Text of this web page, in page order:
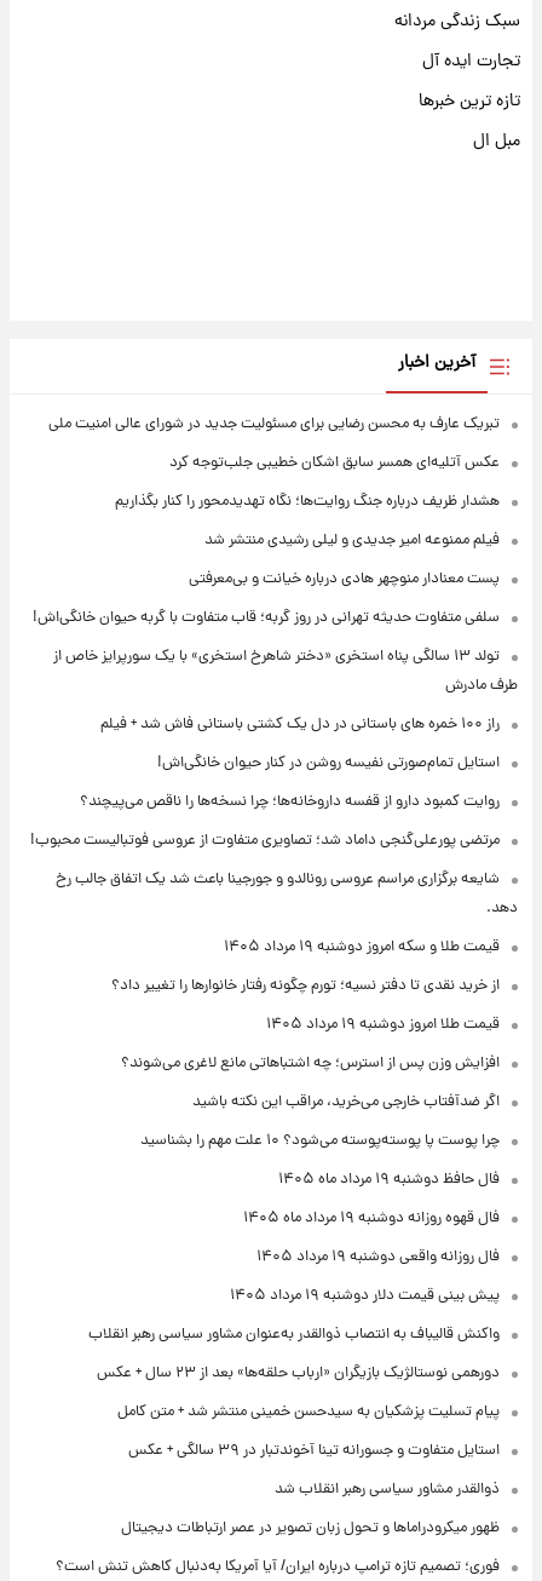
سبک زندگی مردانه
تجارت ایده آل
تازه ترین خبرها
مبل ال
آخرین اخبار
تبریک عارف به محسن رضایی برای مسئولیت جدید در شورای عالی امنیت ملی
عکس‌ آتلیه‌ای همسر سابق اشکان خطیبی جلب‌توجه کرد
هشدار ظریف درباره جنگ روایت‌ها؛ نگاه تهدیدمحور را کنار بگذاریم
فیلم ممنوعه امیر جدیدی و لیلی رشیدی منتشر شد
پست معنادار منوچهر هادی درباره خیانت و بی‌معرفتی
سلفی متفاوت حدیثه تهرانی در روز گربه؛ قاب متفاوت با گربه حیوان خانگی‌اش!
تولد ۱۳ سالگی پناه استخری «دختر شاهرخ استخری» با یک سورپرایز خاص از
طرف مادرش
راز ۱۰۰ خمره های باستانی در دل یک کشتی باستانی فاش شد + فیلم
استایل تمام‌صورتی نفیسه روشن در کنار حیوان خانگی‌اش!
روایت کمبود دارو از قفسه داروخانه‌ها؛ چرا نسخه‌ها را ناقص می‌پیچند؟
مرتضی پورعلی‌گنجی داماد شد؛ تصاویری متفاوت از عروسی فوتبالیست محبوب!
شایعه برگزاری مراسم عروسی رونالدو و جورجینا باعث شد یک اتفاق جالب رخ
دهد.
قیمت طلا و سکه امروز دوشنبه ۱۹ مرداد ۱۴۰۵
از خرید نقدی تا دفتر نسیه؛ تورم چگونه رفتار خانوارها را تغییر داد؟
قیمت طلا امروز دوشنبه ۱۹ مرداد ۱۴۰۵
افزایش وزن پس از استرس؛ چه اشتباهاتی مانع لاغری می‌شوند؟
اگر ضدآفتاب خارجی می‌خرید، مراقب این نکته باشید
چرا پوست پا پوسته‌پوسته می‌شود؟ ۱۰ علت مهم را بشناسید
فال حافظ دوشنبه ۱۹ مرداد ماه ۱۴۰۵
فال قهوه روزانه دوشنبه ۱۹ مرداد ماه ۱۴۰۵
فال روزانه واقعی دوشنبه ۱۹ مرداد ۱۴۰۵
پیش‌ بینی قیمت دلار دوشنبه ۱۹ مرداد ۱۴۰۵
واکنش قالیباف به انتصاب ذوالقدر به‌عنوان مشاور سیاسی رهبر انقلاب
دورهمی نوستالژیک بازیگران «ارباب حلقه‌ها» بعد از ۲۳ سال + عکس
پیام تسلیت پزشکیان به سیدحسن خمینی منتشر شد + متن کامل
استایل متفاوت و جسورانه تینا آخوندتبار در ۳۹ سالگی + عکس
ذوالقدر مشاور سیاسی رهبر انقلاب شد
ظهور میکرودراماها و تحول زبان تصویر در عصر ارتباطات دیجیتال
فوری؛ تصمیم تازه ترامپ درباره ایران/ آیا آمریکا به‌دنبال کاهش تنش است؟